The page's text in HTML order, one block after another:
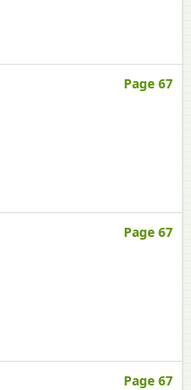
Page 67
Page 67
Page 67